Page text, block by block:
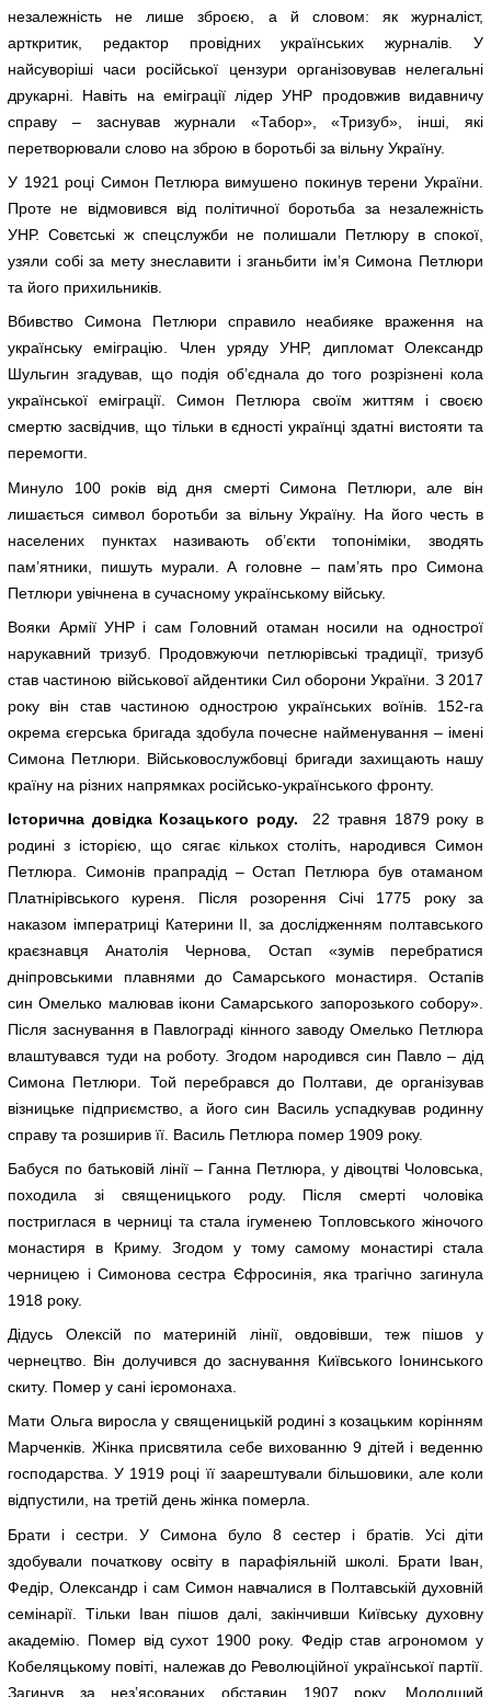
незалежність не лише зброєю, а й словом: як журналіст,
арткритик, редактор провідних українських журналів. У
найсуворіші часи російської цензури організовував нелегальні
друкарні. Навіть на еміграції лідер УНР продовжив видавничу
справу – заснував журнали «Табор», «Тризуб», інші, які
перетворювали слово на зброю в боротьбі за вільну Україну.
У 1921 році Симон Петлюра вимушено покинув терени України.
Проте не відмовився від політичної боротьба за незалежність
УНР. Совєтські ж спецслужби не полишали Петлюру в спокої,
узяли собі за мету знеславити і зганьбити ім’я Симона Петлюри
та його прихильників.
Вбивство Симона Петлюри справило неабияке враження на
українську еміграцію. Член уряду УНР, дипломат Олександр
Шульгин згадував, що подія об’єднала до того розрізнені кола
української еміграції. Симон Петлюра своїм життям і своєю
смертю засвідчив, що тільки в єдності українці здатні вистояти та
перемогти.
Минуло 100 років від дня смерті Симона Петлюри, але він
лишається символ боротьби за вільну Україну. На його честь в
населених пунктах називають об’єкти топоніміки, зводять
пам’ятники, пишуть мурали. А головне – пам’ять про Симона
Петлюри увічнена в сучасному українському війську.
Вояки Армії УНР і сам Головний отаман носили на однострої
нарукавний тризуб. Продовжуючи петлюрівські традиції, тризуб
став частиною військової айдентики Сил оборони України. З 2017
року він став частиною однострою українських воїнів. 152-га
окрема єгерська бригада здобула почесне найменування – імені
Симона Петлюри. Військовослужбовці бригади захищають нашу
країну на різних напрямках російсько-українського фронту.
Історична довідка Козацького роду. 22 травня 1879 року в
родині з історією, що сягає кількох століть, народився Симон
Петлюра. Симонів прапрадід – Остап Петлюра був отаманом
Платнірівського куреня. Після розорення Січі 1775 року за
наказом імператриці Катерини ІІ, за дослідженням полтавського
краєзнавця Анатолія Чернова, Остап «зумів перебратися
дніпровськими плавнями до Самарського монастиря. Остапів
син Омелько малював ікони Самарського запорозького собору».
Після заснування в Павлограді кінного заводу Омелько Петлюра
влаштувався туди на роботу. Згодом народився син Павло – дід
Симона Петлюри. Той перебрався до Полтави, де організував
візницьке підприємство, а його син Василь успадкував родинну
справу та розширив її. Василь Петлюра помер 1909 року.
Бабуся по батьковій лінії – Ганна Петлюра, у дівоцтві Чоловська,
походила зі священицького роду. Після смерті чоловіка
постриглася в черниці та стала ігуменею Топловського жіночого
монастиря в Криму. Згодом у тому самому монастирі стала
черницею і Симонова сестра Єфросинія, яка трагічно загинула
1918 року.
Дідусь Олексій по материній лінії, овдовівши, теж пішов у
чернецтво. Він долучився до заснування Київського Іонинського
скиту. Помер у сані ієромонаха.
Мати Ольга виросла у священицькій родині з козацьким корінням
Марченків. Жінка присвятила себе вихованню 9 дітей і веденню
господарства. У 1919 році її заарештували більшовики, але коли
відпустили, на третій день жінка померла.
Брати і сестри. У Симона було 8 сестер і братів. Усі діти
здобували початкову освіту в парафіяльній школі. Брати Іван,
Федір, Олександр і сам Симон навчалися в Полтавській духовній
семінарії. Тільки Іван пішов далі, закінчивши Київську духовну
академію. Помер від сухот 1900 року. Федір став агрономом у
Кобеляцькому повіті, належав до Революційної української партії.
Загинув за нез’ясованих обставин 1907 року. Молодший